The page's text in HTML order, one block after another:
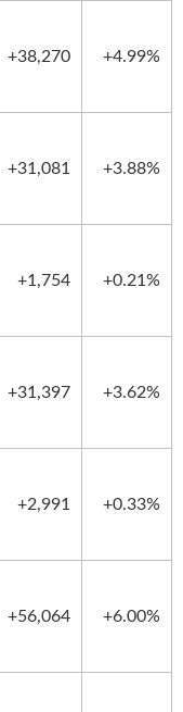
+38,270 +4.99%
+31,081 +3.88%
+1,754 +0.21%
+31,397 +3.62%
+2,991 +0.33%
+56,064 +6.00%